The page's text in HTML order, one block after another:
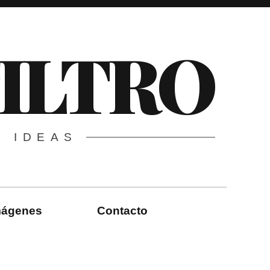
IDEAS
Contacto